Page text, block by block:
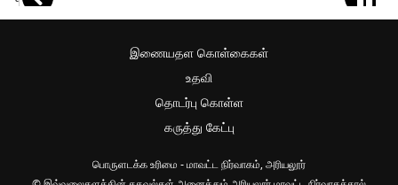
இணையதள கொள்கைகள்
உதவி
தொடர்பு கொள்ள
கருத்து கேட்பு
பொருளடக்க உரிமை - மாவட்ட நிர்வாகம், அரியலூர்